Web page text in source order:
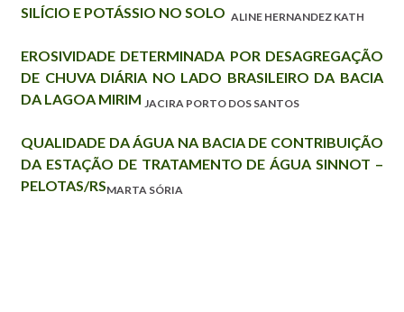
SILÍCIO E POTÁSSIO NO SOLO ALINE HERNANDEZ KATH
EROSIVIDADE DETERMINADA POR DESAGREGAÇÃO
DE CHUVA DIÁRIA NO LADO BRASILEIRO DA BACIA
DA LAGOA MIRIM JACIRA PORTO DOS SANTOS
QUALIDADE DA ÁGUA NA BACIA DE CONTRIBUIÇÃO
DA ESTAÇÃO DE TRATAMENTO DE ÁGUA SINNOT –
PELOTAS/RSMARTA SÓRIA